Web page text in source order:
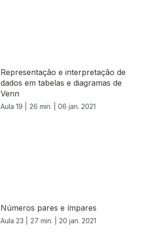
Representação e interpretação de
dados em tabelas e diagramas de
Venn
Aula 19 | 26 min. | 06 jan. 2021
Números pares e ímpares
Aula 23 | 27 min. | 20 jan. 2021